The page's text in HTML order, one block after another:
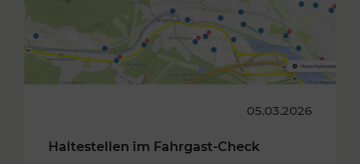
05.03.2026
Haltestellen im Fahrgast-Check